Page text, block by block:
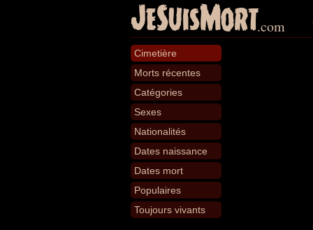
JeSuisMort.com
Cimetière
Morts récentes
Catégories
Sexes
Nationalités
Dates naissance
Dates mort
Populaires
Toujours vivants